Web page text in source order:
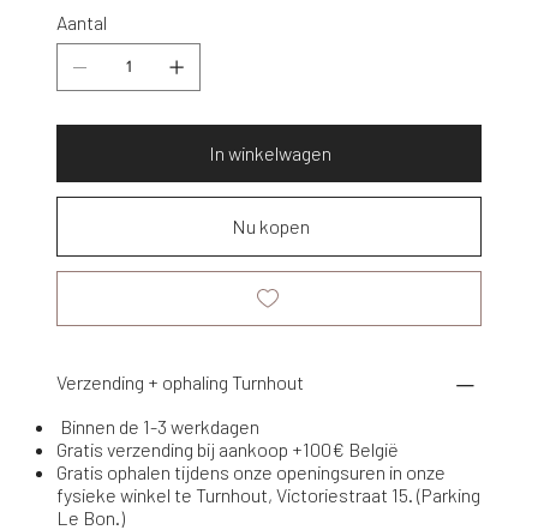
Aantal
In winkelwagen
Nu kopen
Verzending + ophaling Turnhout
Binnen de 1-3 werkdagen
Gratis verzending bij aankoop +100€ België
Gratis ophalen tijdens onze openingsuren in onze
fysieke winkel te Turnhout, Victoriestraat 15. (Parking
Le Bon.)